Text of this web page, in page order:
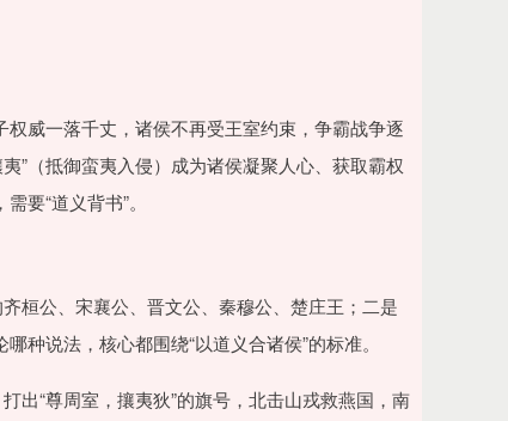
威一落千丈，诸侯不再受王室约束，争霸战争逐
”（抵御蛮夷入侵）成为诸侯凝聚人心、获取霸权
要“道义背书”。
桓公、宋襄公、晋文公、秦穆公、楚庄王；二是
种说法，核心都围绕“以道义合诸侯”的标准。
出“尊周室，攘夷狄”的旗号，北击山戎救燕国，南